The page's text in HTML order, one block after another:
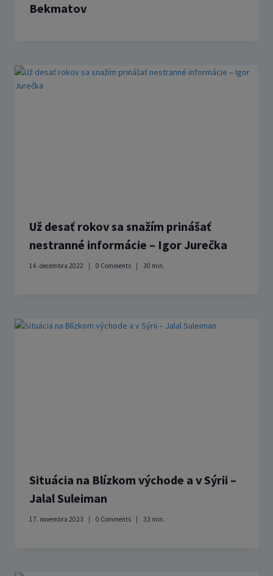
Bekmatov
Už desať rokov sa snažím prinášať
nestranné informácie – Igor Jurečka
14. decembra 2022 0 Comments 30 min.
Situácia na Blízkom východe a v Sýrii –
Jalal Suleiman
17. novembra 2023 0 Comments 33 min.